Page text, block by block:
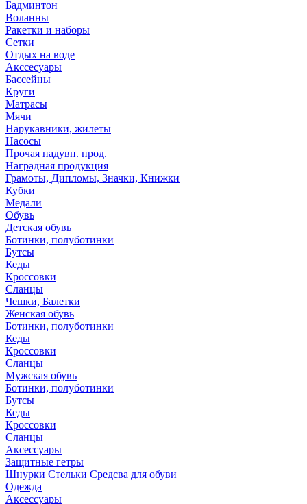
Бадминтон
Воланны
Ракетки и наборы
Сетки
Отдых на воде
Акссесуары
Бассейны
Круги
Матрасы
Мячи
Нарукавники, жилеты
Насосы
Прочая надувн. прод.
Наградная продукция
Грамоты, Дипломы, Значки, Книжки
Кубки
Медали
Обувь
Детская обувь
Ботинки, полуботинки
Бутсы
Кеды
Кроссовки
Сланцы
Чешки, Балетки
Женская обувь
Ботинки, полуботинки
Кеды
Кроссовки
Сланцы
Мужская обувь
Ботинки, полуботинки
Бутсы
Кеды
Кроссовки
Сланцы
Аксессуары
Защитные гетры
Шнурки Стельки Средсва для обуви
Одежда
Аксессуары